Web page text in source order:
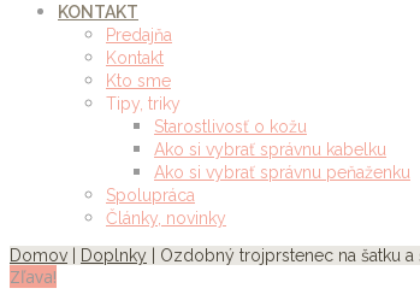
KONTAKT
Predajňa
Kontakt
Kto sme
Tipy, triky
Starostlivosť o kožu
Ako si vybrať správnu kabelku
Ako si vybrať správnu peňaženku
Spolupráca
Články, novinky
Domov
Doplnky | Ozdobný trojprstenec na šatku
Zľava!